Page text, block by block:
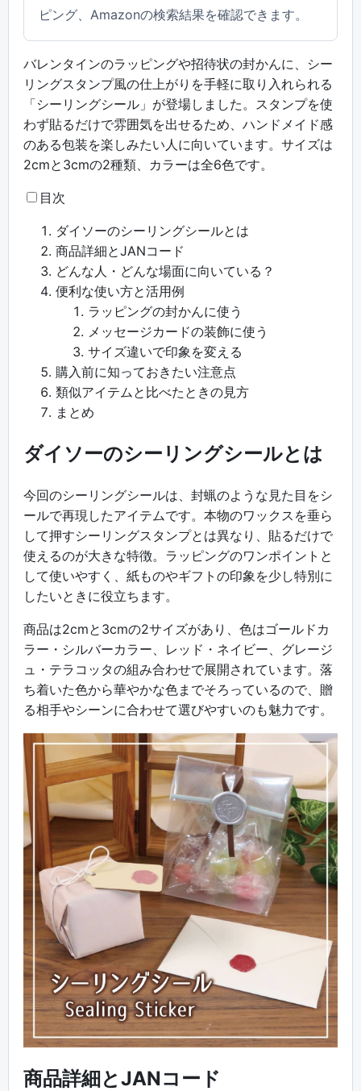
ピング、Amazonの検索結果を確認できます。
バレンタインのラッピングや招待状の封かんに、シー
リングスタンプ風の仕上がりを手軽に取り入れられる
「シーリングシール」が登場しました。スタンプを使
わず貼るだけで雰囲気を出せるため、ハンドメイド感
のある包装を楽しみたい人に向いています。サイズは
2cmと3cmの2種類、カラーは全6色です。
目次
ダイソーのシーリングシールとは
商品詳細とJANコード
どんな人・どんな場面に向いている？
便利な使い方と活用例
ラッピングの封かんに使う
メッセージカードの装飾に使う
サイズ違いで印象を変える
購入前に知っておきたい注意点
類似アイテムと比べたときの見方
まとめ
ダイソーのシーリングシールとは
今回のシーリングシールは、封蝋のような見た目をシ
ールで再現したアイテムです。本物のワックスを垂ら
して押すシーリングスタンプとは異なり、貼るだけで
使えるのが大きな特徴。ラッピングのワンポイントと
して使いやすく、紙ものやギフトの印象を少し特別に
したいときに役立ちます。
商品は2cmと3cmの2サイズがあり、色はゴールドカ
ラー・シルバーカラー、レッド・ネイビー、グレージ
ュ・テラコッタの組み合わせで展開されています。落
ち着いた色から華やかな色までそろっているので、贈
る相手やシーンに合わせて選びやすいのも魅力です。
商品詳細とJANコード